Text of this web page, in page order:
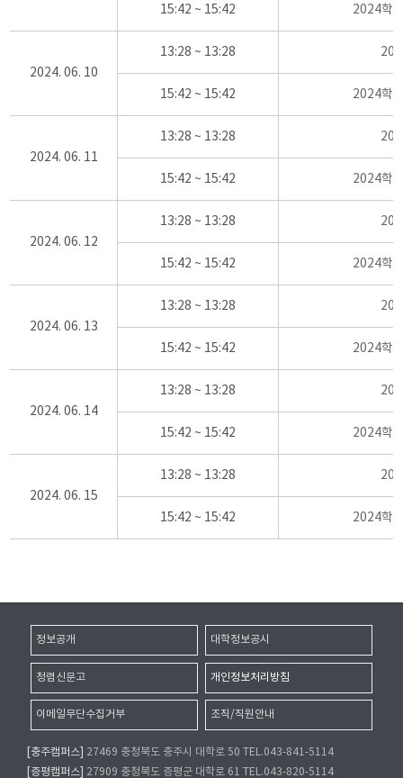
15:42 ~ 15:42 2024학
2024. 06. 10
13:28 ~ 13:28
15:42 ~ 15:42 2024학
2024. 06. 11
13:28 ~ 13:28
15:42 ~ 15:42 2024학
2024. 06. 12
13:28 ~ 13:28
15:42 ~ 15:42 2024학
2024. 06. 13
13:28 ~ 13:28
15:42 ~ 15:42 2024학
2024. 06. 14
13:28 ~ 13:28
15:42 ~ 15:42 2024학
2024. 06. 15
13:28 ~ 13:28
15:42 ~ 15:42 2024학
정보공개 대학정보공시
청렴신문고 개인정보처리방침
이메일무단수집거부 조직/직원안내
[충주캠퍼스]
27469 충청북도 충주시 대학로 50 TEL.043-841-5114
[증평캠퍼스]
27909 충청북도 증평군 대학로 61 TEL.043-820-5114